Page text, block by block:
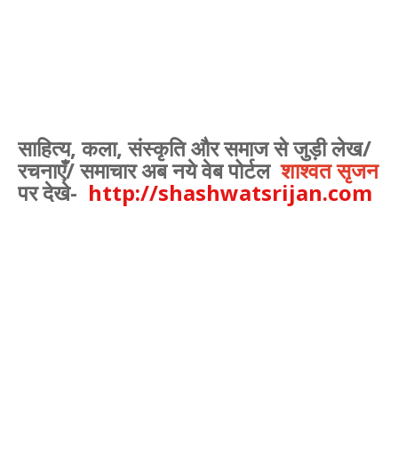
साहित्य, कला, संस्कृति और समाज से जुड़ी लेख/
रचनाएँ/ समाचार अब नये वेब पोर्टलशाश्वत सृजन
पर देखे- http://shashwatsrijan.com